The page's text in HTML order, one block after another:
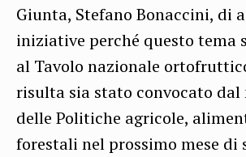
Giunta, Stefano Bonaccini, di
iniziative perché questo tema
al Tavolo nazionale
risulta sia stato convocato
delle Politiche agricole,
forestali nel prossimo mese di